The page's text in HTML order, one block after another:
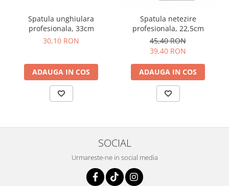
Spatula unghiulara
profesionala, 33cm
30,10 RON
ADAUGA IN COS
Spatula netezire
profesionala, 22,5cm
45,40 RON
39,40 RON
ADAUGA IN COS
SOCIAL
Urmareste-ne in social media